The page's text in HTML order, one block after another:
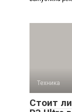
Техника
Стоит